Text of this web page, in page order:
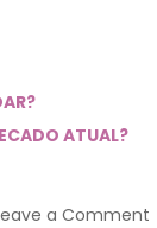
ATUAL?
a Comment